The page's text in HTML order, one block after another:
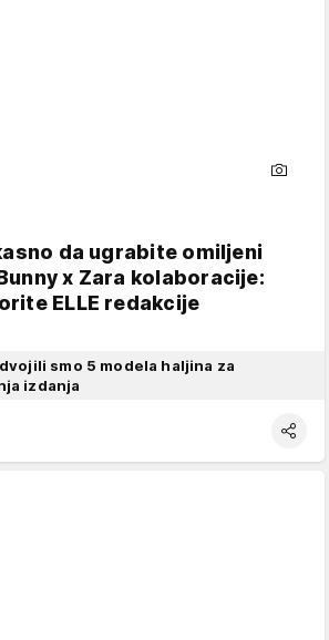
da ugrabite omiljeni
x Zara kolaboracije:
ELLE redakcije
smo 5 modela haljina za
izdanja